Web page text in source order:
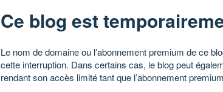
Ce blog est
Le nom de domaine ou l’abonnement premium de ce
cette interruption. Dans certains cas, le blog peut
rendant son accès limité tant que l’abonnement